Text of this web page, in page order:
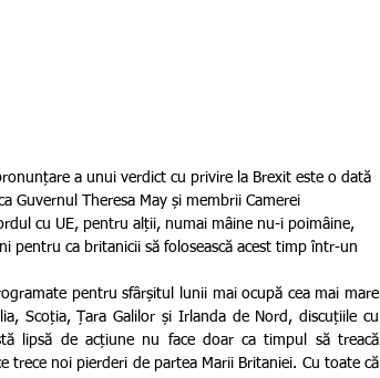
Guvernul Theresa May și membrii Camerei
cu UE, pentru alții, numai mâine nu-i poimâine,
pentru ca britanicii să folosească acest timp într-un
Scoția, Țara Galilor și Irlanda de Nord, discuțiile cu
lipsă de acțiune nu face doar ca timpul să treacă
trece noi pierderi de partea Marii Britaniei. Cu toate că